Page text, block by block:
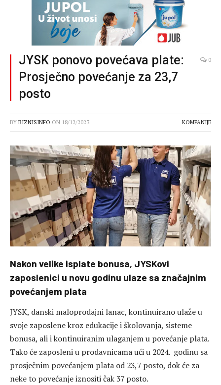
JYSK ponovo povećava plate:
Prosječno povećanje za 23,7
posto
0
BY BIZNISINFO ON 18/12/2023 KOMPANIJE
Nakon velike isplate bonusa, JYSKovi
zaposlenici u novu godinu ulaze sa značajnim
povećanjem plata
JYSK, danski maloprodajni lanac, kontinuirano ulaže u
svoje zaposlene kroz edukacije i školovanja, sisteme
bonusa, ali i kontinuiranim ulaganjem u povećanje plata.
Tako će zaposleni u prodavnicama ući u 2024. godinu sa
prosječnim povećanjem plata od 23,7 posto, dok će za
neke to povećanje iznositi čak 37 posto.